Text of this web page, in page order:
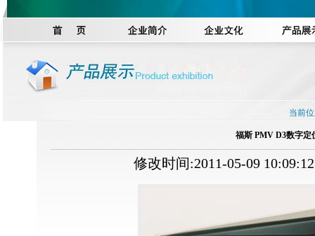
当前
福斯 PMV D3数字定
修改时间:2011-05-09